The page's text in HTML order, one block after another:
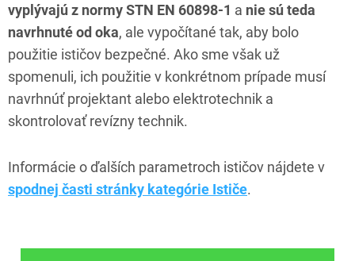
vyplývajú z normy STN EN 60898-1 a nie sú teda
navrhnuté od oka, ale vypočítané tak, aby bolo
použitie ističov bezpečné. Ako sme však už
spomenuli, ich použitie v konkrétnom prípade musí
navrhnúť projektant alebo elektrotechnik a
skontrolovať revízny technik.
Informácie o ďalších parametroch ističov nájdete v
spodnej časti stránky kategórie Ističe.